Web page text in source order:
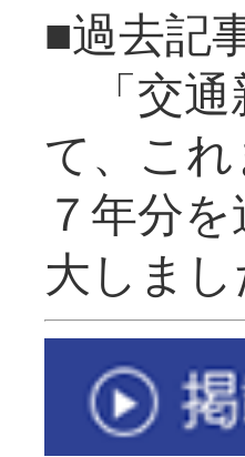
■過去記
「交通
て、こ
７年分
大し